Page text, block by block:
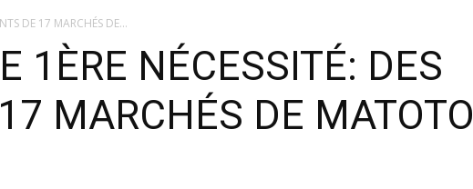
DE 17 MARCHÉS DE...
1ÈRE NÉCESSITÉ: DES
MARCHÉS DE MATOTO